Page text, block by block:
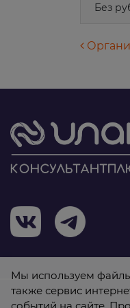
Без
Мы используем
также сервис